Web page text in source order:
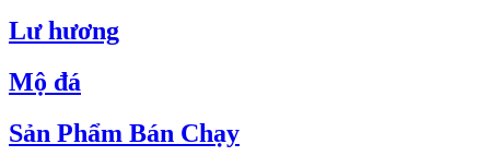
Lư hương
Mộ đá
Sản Phẩm Bán Chạy